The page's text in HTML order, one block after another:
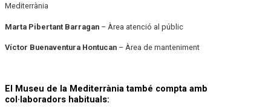
Mediterrània
Marta Pibertant Barragan – Àrea atenció al públic
Víctor Buenaventura Hontucan – Àrea de manteniment
El Museu de la Mediterrània també compta amb
col·laboradors habituals: